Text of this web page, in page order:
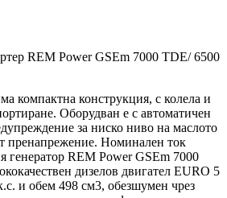
REM Power GSEm 7000 TDE/ 6500
компактна конструкция, с колела и
Оборудван е с автоматичен
за ниско ниво на маслото
пренапрежение. Номинален ток
генератор REM Power GSEm 7000
дизелов двигател EURO 5
и обем 498 см3, обезшумен чрез